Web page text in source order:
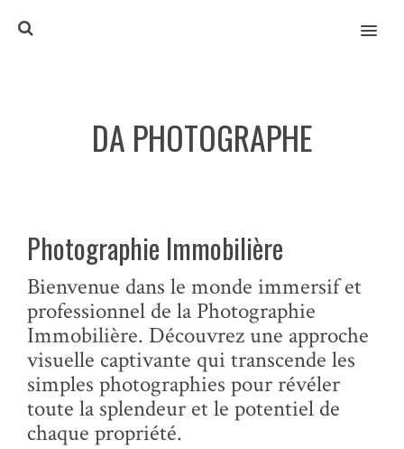
MENU
DA PHOTOGRAPHE
Photographie Immobilière
Bienvenue dans le monde immersif et
professionnel de la Photographie
Immobilière. Découvrez une approche
visuelle captivante qui transcende les
simples photographies pour révéler
toute la splendeur et le potentiel de
chaque propriété.